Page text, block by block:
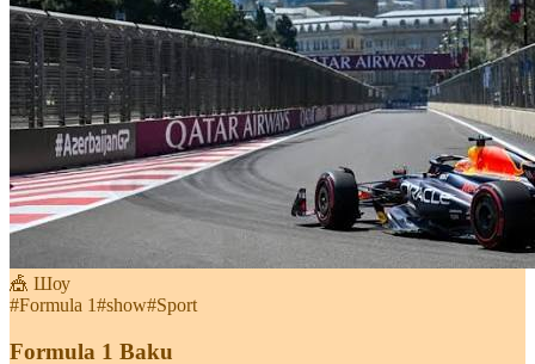
🎪 Шоу
#Formula 1#show#Sport
Formula 1 Baku